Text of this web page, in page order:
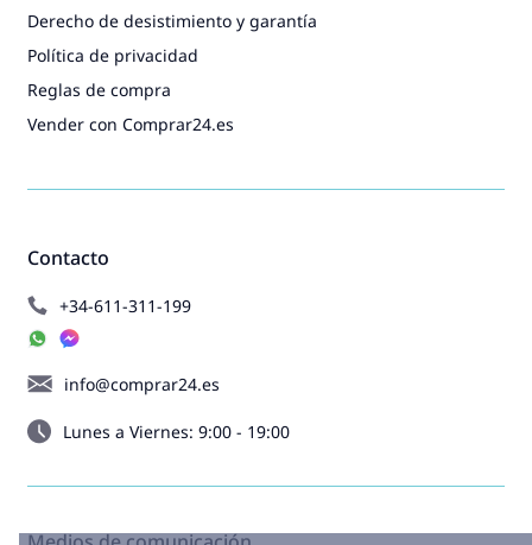
Contacto
+34-611-311-199
info@comprar24.es
Lunes a Viernes: 9:00 - 19:00
Derecho de desistimiento y garantía
Política de privacidad
Reglas de compra
Vender con Comprar24.es